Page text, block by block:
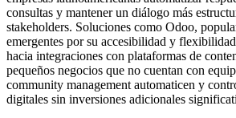
consultas y mantener un diálogo más
stakeholders. Soluciones como Odoo,
emergentes por su accesibilidad y
hacia integraciones con plataformas de
pequeños negocios que no cuentan con
community management automaticen y
digitales sin inversiones adicionales